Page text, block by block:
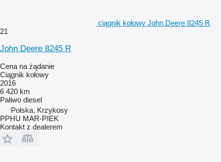
ciągnik kołowy John Deere 8245 R
21
John Deere 8245 R
Cena na żądanie
Ciągnik kołowy
2016
6 420 km
Paliwo diesel
Polska, Krzykosy
PPHU MAR-PIEK
Kontakt z dealerem